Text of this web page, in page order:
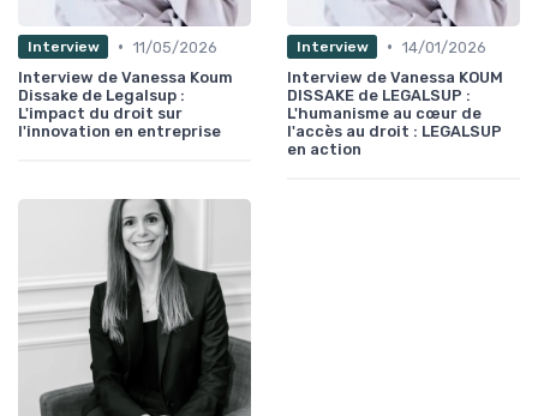
Interview • 11/05/2026
Interview de Vanessa Koum
Dissake de Legalsup :
L'impact du droit sur
l'innovation en entreprise
Interview • 14/01/2026
Interview de Vanessa KOUM
DISSAKE de LEGALSUP :
L'humanisme au cœur de
l'accès au droit : LEGALSUP
en action